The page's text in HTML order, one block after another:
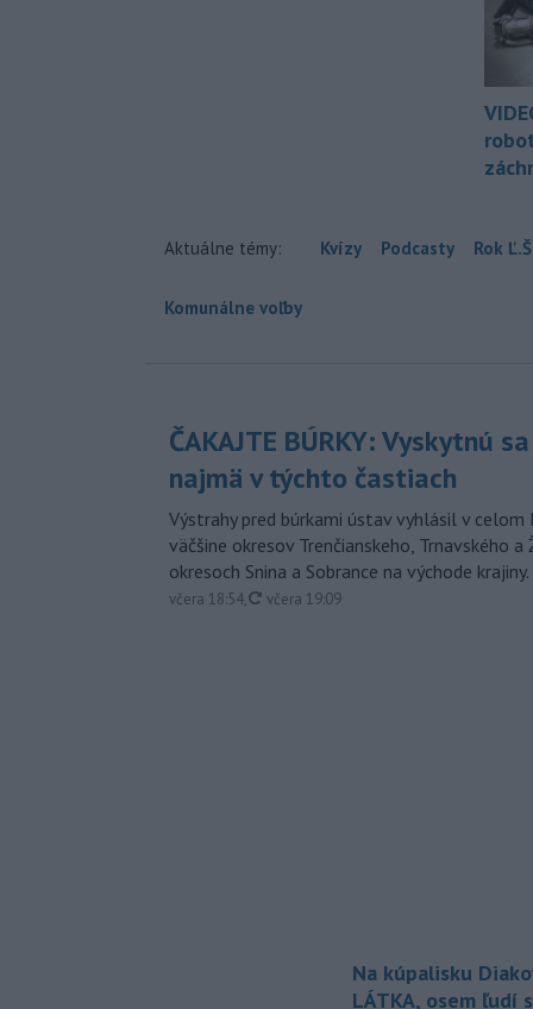
Aktuálne témy: Kvízy Podcasty Rok
Komunálne voľby
ČAKAJTE BÚRKY: Vyskytnú
najmä v týchto častiach
Výstrahy pred búrkami ústav vyhlásil v
väčšine okresov Trenčianskeho, Trnavského a
okresoch Snina a Sobrance na východe krajiny.
včera 18:54, aktualizované
včera 19:09
Na kúpalisku
LÁTKA, osem ľudí